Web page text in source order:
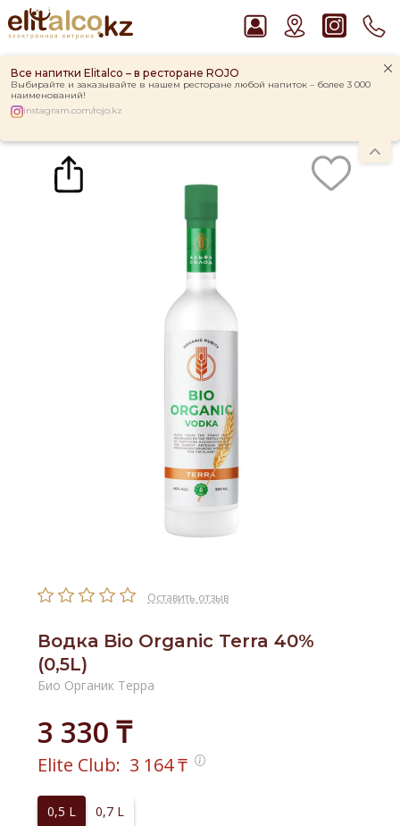
Все напитки Elitalco – в ресторане ROJO
Выбирайте и заказывайте в нашем ресторане любой напиток – более 3 000
наименований!
instagram.com/rojo.kz
Рекомендуем
Ром Captain Morgan White 37,5%
Водка Smirnoff Red Vodka 37,5%
Пиво Guinness Draught 4,2% Can
Джин Gordon`s London Dry Gin 37,5%
Виски Talisker 10 YO Malt 45,8% in Box
Каталог Водка Bio Organic Terra 40% (0,5L)
Оставить отзыв
Водка Bio Organic Terra 40%
(0,5L)
Био Органик Терра
3 330 ₸
Elite Club: 3 164₸
0,5 L 0,7 L